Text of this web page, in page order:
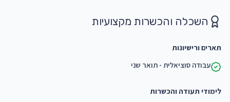
השכלה והכשרות מקצועיות
תארים ורישיונות
עבודה סוציאלית - תואר שני
לימודי תעודה והכשרות